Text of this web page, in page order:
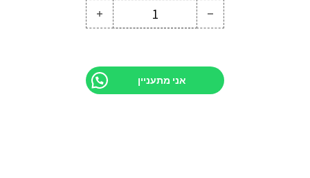
כמות של עציץ מלבן
אני מתעניין